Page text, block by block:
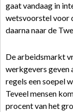
gaat vandaag in
wetsvoorstel voor
daarna naar de
De arbeidsmarkt
werkgevers geven
regels een soepel
Teveel mensen
procent van het